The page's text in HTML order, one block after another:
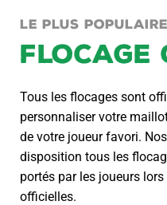
LE PLUS
FLOCAGE
Tous les flocages sont
personnaliser votre
de votre joueur favori.
disposition tous les
portés par les joueurs
officielles.